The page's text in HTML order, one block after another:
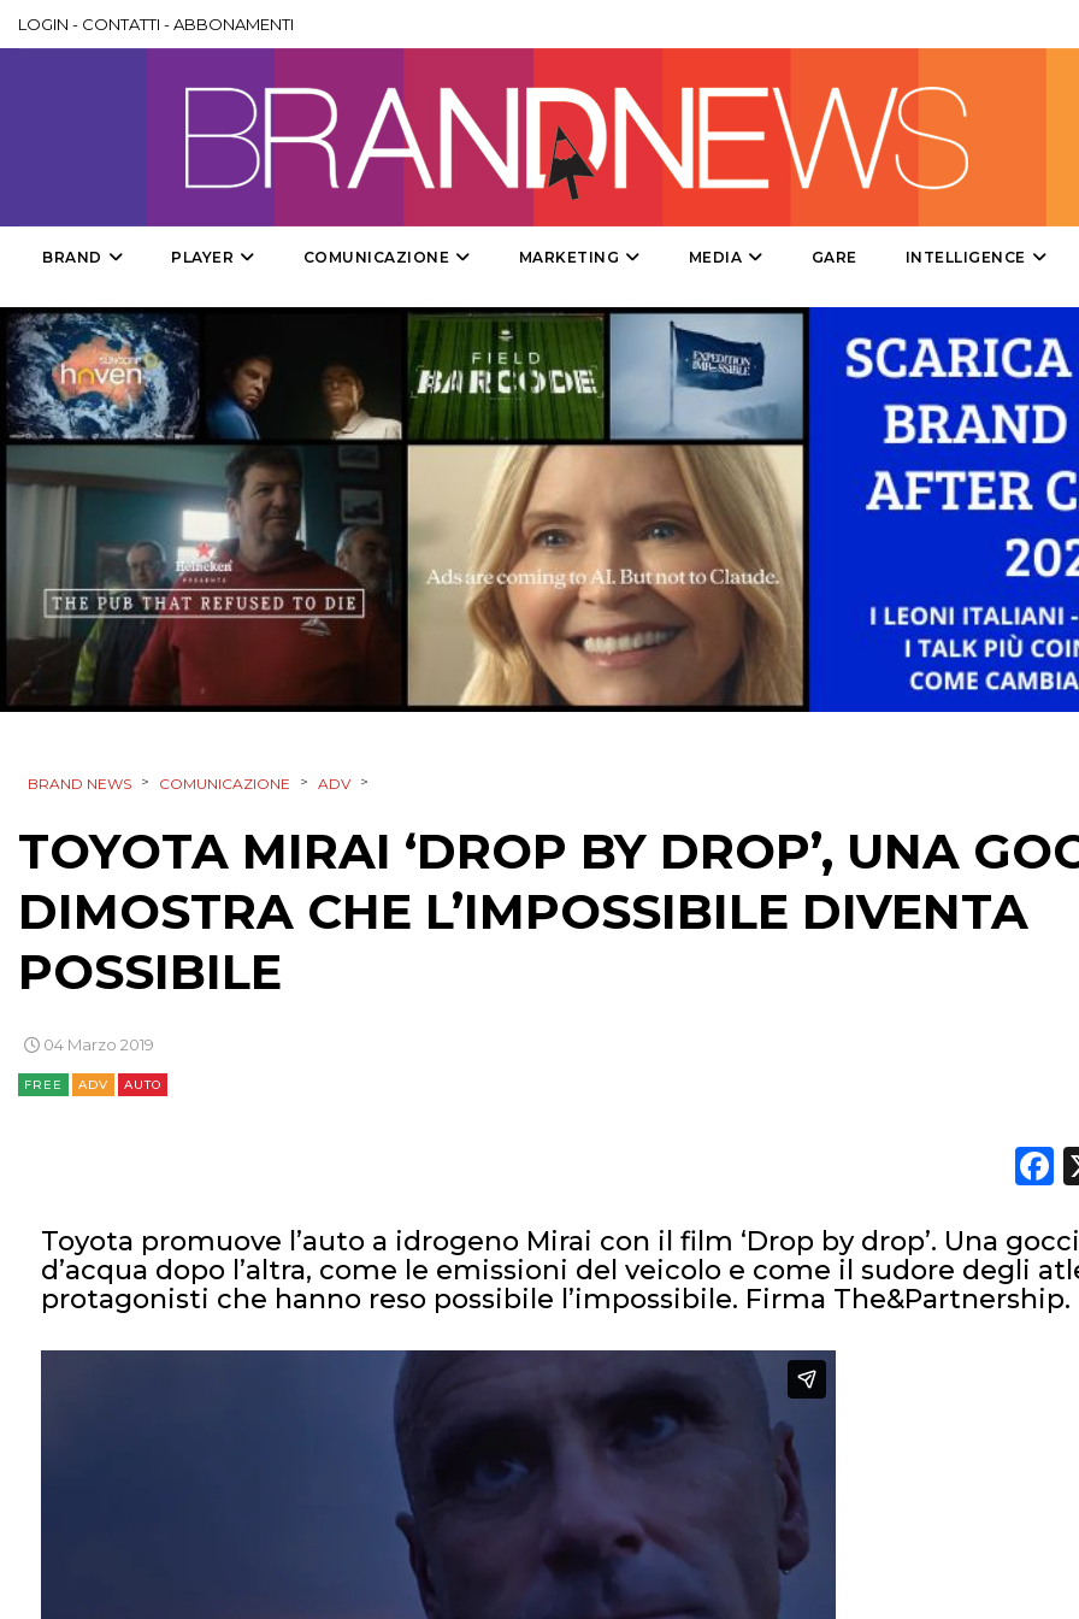
DESIGN
PUNTI VENDITA
CSR
STRATEGIE
CINEMA
RICERCHE
PREVISIONI/SCENARI
TREND
CASE HISTORY
OPINIONI
LOGIN - CONTATTI -ABBONAMENTI
BRAND PLAYER COMUNICAZIONE MARKETING MEDIA GARE INTELLIGENCE
BRAND NEWS > COMUNICAZIONE > ADV >
TOYOTA MIRAI ‘DROP BY DROP’, UNA
DIMOSTRA CHE L’IMPOSSIBILE DIVENTA
POSSIBILE
04 Marzo 2019
FREE ADV AUTO
Toyota promuove l’auto a idrogeno Mirai con il film ‘Drop by drop’. Una
d’acqua dopo l’altra, come le emissioni del veicolo e come il sudore degli
protagonisti che hanno reso possibile l’impossibile. Firma The&Partnership.